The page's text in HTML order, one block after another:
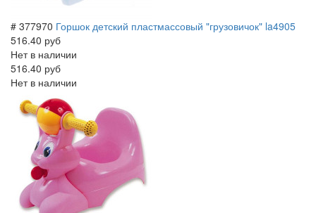
# 377970 Горшок детский пластмассовый "грузовичок" la4905
516.40 руб
Нет в наличии
516.40 руб
Нет в наличии